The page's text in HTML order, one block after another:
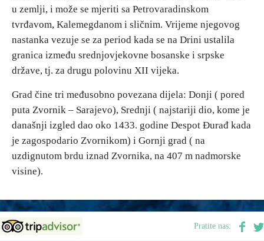
Destinacije
Spisak destinacija
Manifestacije
Smještaj
Multimedija
Foto
Video
u zemlji, i može se mjeriti sa Petrovaradinskom
tvrđavom, Kalemegdanom i sličnim. Vrijeme njegovog
nastanka vezuje se za period kada se na Drini ustalila
granica između srednjovjekovne bosanske i srpske
države, tj. za drugu polovinu XII vijeka.
Grad čine tri međusobno povezana dijela: Donji ( pored
puta Zvornik – Sarajevo), Srednji ( najstariji dio, kome je
današnji izgled dao oko 1433. godine Despot Đurađ kada
je zagospodario Zvornikom) i Gornji grad ( na
uzdignutom brdu iznad Zvornika, na 407 m nadmorske
visine).
Pratite nas: